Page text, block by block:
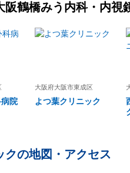
阪鶴橋みう内科・内視
院
大阪府大阪市東成区
よつ葉クリニック
クの地図・アクセス